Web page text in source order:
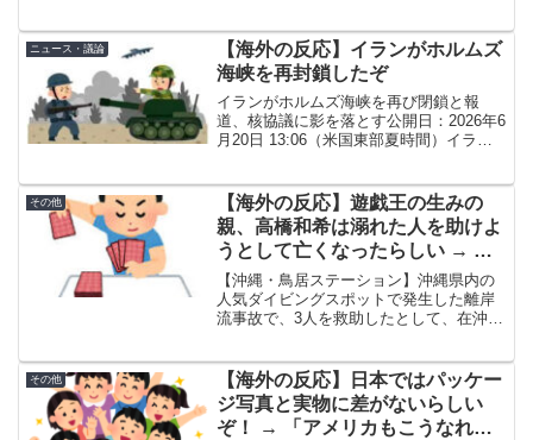
も見られたらいいのにって思う。日本の
テレビ番組からロボットの...
ニュース・議論
【海外の反応】イランがホルムズ
海峡を再封鎖したぞ
イランがホルムズ海峡を再び閉鎖と報
道、核協議に影を落とす公開日：2026年6
月20日 13:06（米国東部夏時間）イラン
れるよう船舶に警告した。しかし、米国
はこの主張を...
その他
【海外の反応】遊戯王の生みの
親、高橋和希は溺れた人を助けよ
うとして亡くなったらしい → 海
外「なんて偉大なんだ」
【沖縄・鳥居ステーション】沖縄県内の
人気ダイビングスポットで発生した離岸
流事故で、3人を救助したとして、在沖米
な漫画家が命を落としている。米陸軍に
よると、鳥居ステーショ...
その他
【海外の反応】日本ではパッケー
ジ写真と実物に差がないらしい
ぞ！ → 「アメリカもこうなれば